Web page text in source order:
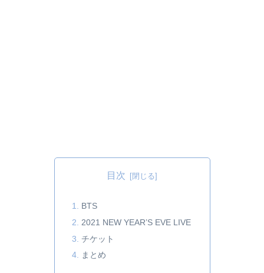
目次
BTS
2021 NEW YEAR’S EVE LIVE
チケット
まとめ